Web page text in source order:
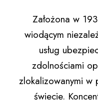
Założona w
wiodącym
usług
zdolnościami
zlokalizowanymi w
świecie.